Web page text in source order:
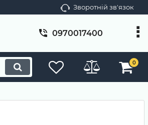
Зворотній зв'язок
0970017400
0